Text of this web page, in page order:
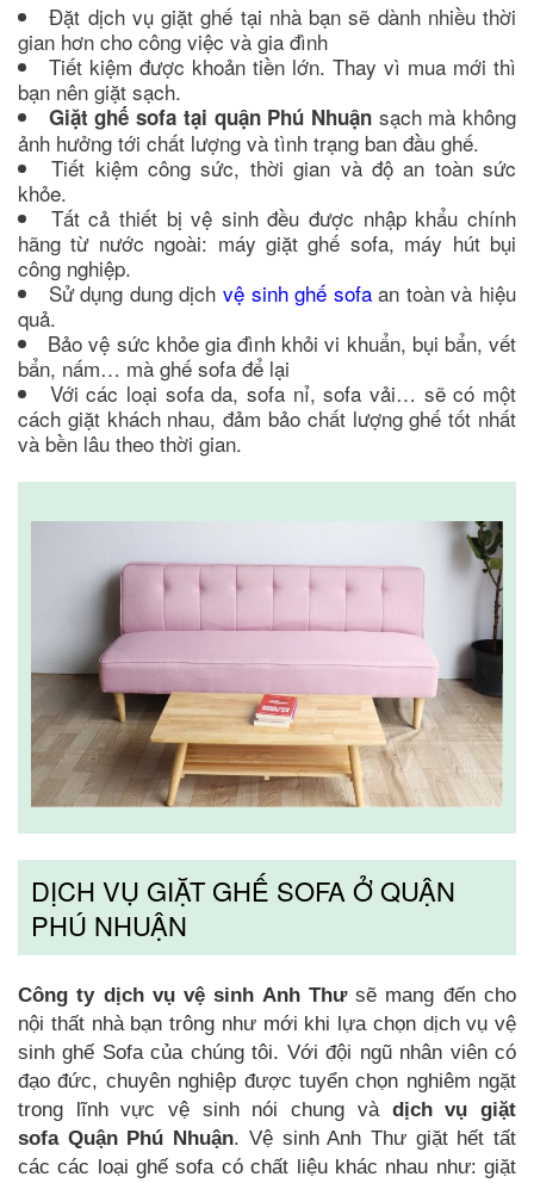
Đặt dịch vụ giặt ghế tại nhà bạn sẽ dành nhiều thời
gian hơn cho công việc và gia đình
Tiết kiệm được khoản tiền lớn. Thay vì mua mới thì
bạn nên giặt sạch.
Giặt ghế sofa tại quận Phú Nhuậnsạch mà không
ảnh hưởng tới chất lượng và tình trạng ban đầu ghế.
Tiết kiệm công sức, thời gian và độ an toàn sức
khỏe.
Tất cả thiết bị vệ sinh đều được nhập khẩu chính
hãng từ nước ngoài: máy giặt ghế sofa, máy hút bụi
công nghiệp.
Sử dụng dung dịch vệ sinh ghế sofaan toàn và hiệu
quả.
Bảo vệ sức khỏe gia đình khỏi vi khuẩn, bụi bẩn, vết
bẩn, nấm… mà ghế sofa để lại
Với các loại sofa da, sofa nỉ, sofa vải… sẽ có một
cách giặt khách nhau, đảm bảo chất lượng ghế tốt nhất
và bền lâu theo thời gian.
DỊCH VỤ GIẶT GHẾ SOFA Ở QUẬN
PHÚ NHUẬN
Công ty dịch vụ vệ sinh Anh Thưsẽ mang đến cho
nội thất nhà bạn trông như mới khi lựa chọn dịch vụ vệ
sinh ghế Sofa của chúng tôi. Với đội ngũ nhân viên có
đạo đức, chuyên nghiệp được tuyển chọn nghiêm ngặt
trong lĩnh vực vệ sinh nói chung và dịch vụ giặt
sofa Quận Phú Nhuận. Vệ sinh Anh Thư giặt hết tất
các các loại ghế sofa có chất liệu khác nhau như: giặt